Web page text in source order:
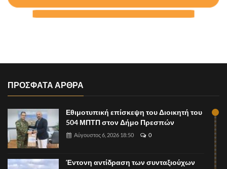
ΠΡΟΣΦΑΤΑ ΑΡΘΡΑ
Εθιμοτυπική επίσκεψη του Διοικητή του
504 ΜΠΤΠ στον Δήμο Πρεσπών
Αύγουστος 6, 2026 18:50 0
Έντονη αντίδραση των συνταξιούχων